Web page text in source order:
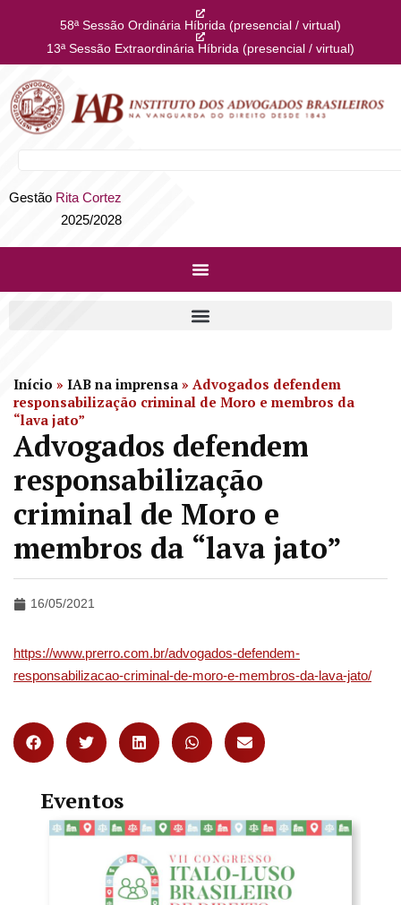
58ª Sessão Ordinária Híbrida (presencial / virtual)
13ª Sessão Extraordinária Híbrida (presencial / virtual)
Gestão Rita Cortez
2025/2028
Início » IAB na imprensa » Advogados defendem
responsabilização criminal de Moro e membros da
“lava jato”
Advogados defendem
responsabilização
criminal de Moro e
membros da “lava jato”
16/05/2021
https://www.prerro.com.br/advogados-defendem-
responsabilizacao-criminal-de-moro-e-membros-da-lava-jato/
Eventos